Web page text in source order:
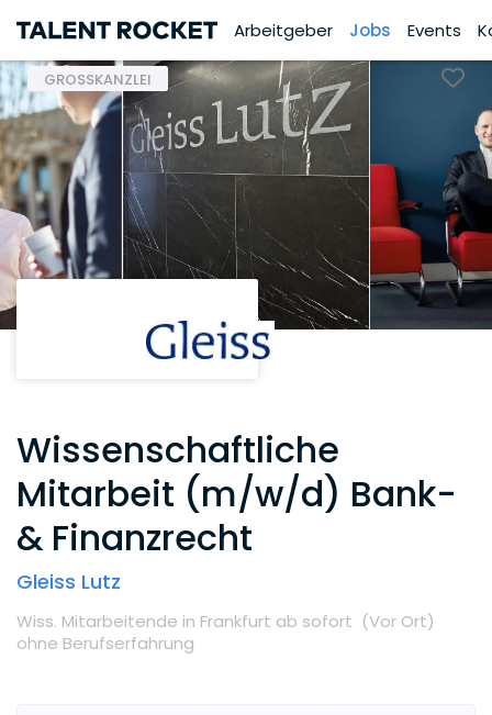
Arbeitgeber Jobs Events
GROSSKANZLEI
Wissenschaftliche
Mitarbeit (m/w/d) Bank-
& Finanzrecht
Gleiss Lutz
Wiss. Mitarbeitende in Frankfurt ab sofort (Vor Ort)
ohne Berufserfahrung